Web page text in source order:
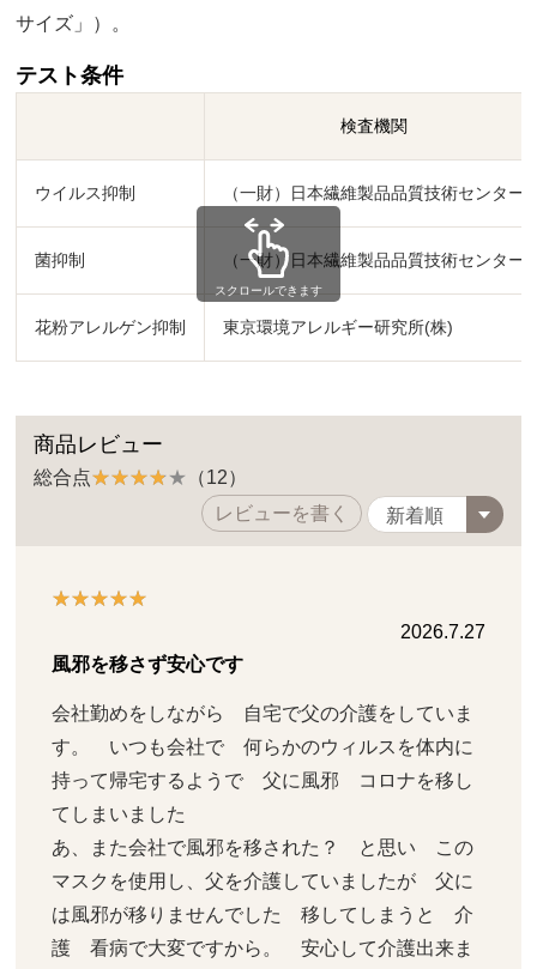
サイズ」）。
テスト条件
検査機関
ウイルス抑制 （一財）日本繊維製品品質技術センター
菌抑制 （一財）日本繊維製品品質技術センター
花粉アレルゲン抑制 東京環境アレルギー研究所(株)
スクロールできます
商品レビュー
総合点
（12）
レビューを書く
2026.7.27
風邪を移さず安心です
会社勤めをしながら　自宅で父の介護をしていま
す。　いつも会社で　何らかのウィルスを体内に
持って帰宅するようで　父に風邪　コロナを移し
てしまいました
あ、また会社で風邪を移された？　と思い　この
マスクを使用し、父を介護していましたが　父に
は風邪が移りませんでした　移してしまうと　介
護　看病で大変ですから。　安心して介護出来ま